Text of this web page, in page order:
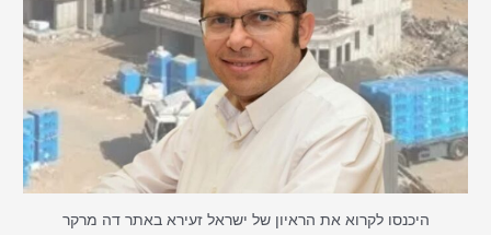
היכנסו לקרוא את הראיון של ישראל זעירא באתר דה מרקר